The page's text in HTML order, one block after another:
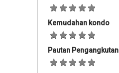
Kemudahan kondo
Pautan Pengangkutan